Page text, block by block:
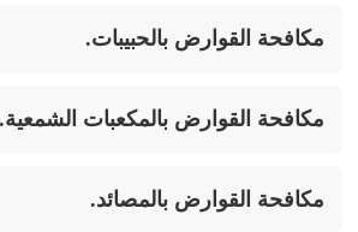
مكافحة القوارض بالحبيبات.
مكافحة القوارض بالمكعبات الشمعية.
مكافحة القوارض بالمصائد.